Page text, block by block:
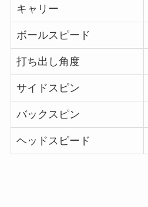
キャリー
ボールスピード
打ち出し角度
サイドスピン
バックスピン
ヘッドスピード